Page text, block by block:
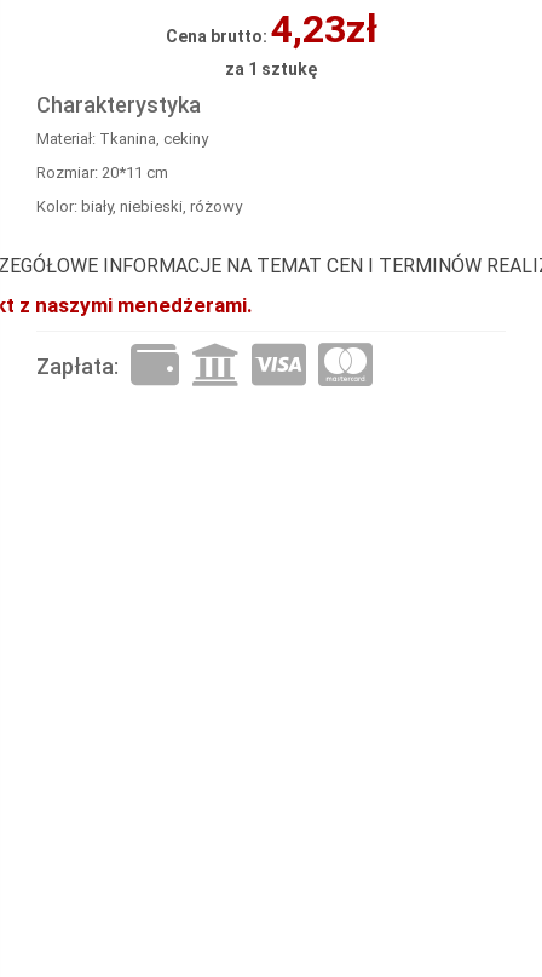
Cena brutto: 4,23zł
za 1 sztukę
Charakterystyka
Materiał: Tkanina, cekiny
Rozmiar: 20*11 cm
Kolor: biały, niebieski, różowy
INFORMACJE NA TEMAT CEN I TERMINÓW
z naszymi menedżerami.
Zapłata: